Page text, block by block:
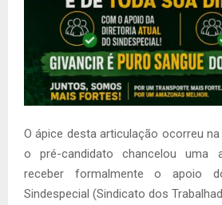
O ápice desta articulação ocorreu
o pré-candidato chancelou uma
receber formalmente o apoio
Sindespecial (Sindicato dos